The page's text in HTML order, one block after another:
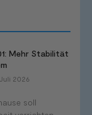
Mehr Stabilität
2026
soll